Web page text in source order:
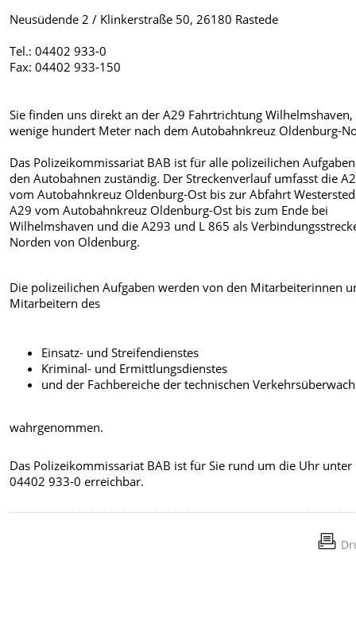
Neusüdende 2 / Klinkerstraße 50, 26180 Rastede
Tel.: 04402 933-0
Fax: 04402 933-150
Sie finden uns direkt an der A29 Fahrtrichtung Wilhelmshaven,
wenige hundert Meter nach dem Autobahnkreuz Oldenburg-
Das Polizeikommissariat BAB ist für alle polizeilichen
den Autobahnen zuständig. Der Streckenverlauf umfasst die
vom Autobahnkreuz Oldenburg-Ost bis zur Abfahrt
A29 vom Autobahnkreuz Oldenburg-Ost bis zum Ende bei
Wilhelmshaven und die A293 und L 865 als
Norden von Oldenburg.
Die polizeilichen Aufgaben werden von den Mitarbeiterinnen
Mitarbeitern des
Einsatz- und Streifendienstes
Kriminal- und Ermittlungsdienstes
und der Fachbereiche der technischen
wahrgenommen.
Das Polizeikommissariat BAB ist für Sie rund um die Uhr unter
04402 933-0 erreichbar.